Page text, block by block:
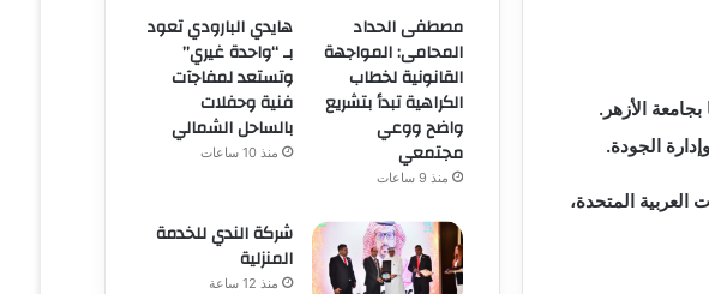
الأزهر .
الجودة.
المتحدة،
مصطفى الحداد
المحامى: المواجهة
القانونية لخطاب
الكراهية تبدأ بتشريع
واضح ووعي
مجتمعي
منذ 9 ساعات
هايدي البارودي تعود
بـ “واحدة غيري”
وتستعد لمفاجآت
فنية وحفلات
بالساحل الشمالي
منذ 10 ساعات
شركة الندي للخدمة
المنزلية
منذ 12 ساعة